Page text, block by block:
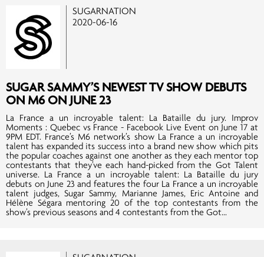
SUGARNATION
2020-06-16
SUGAR SAMMY’S NEWEST TV SHOW DEBUTS
ON M6 ON JUNE 23
La France a un incroyable talent: La Bataille du jury. Improv
Moments : Quebec vs France - Facebook Live Event on June 17 at
9PM EDT. France’s M6 network’s show La France a un incroyable
talent has expanded its success into a brand new show which pits
the popular coaches against one another as they each mentor top
contestants that they’ve each hand-picked from the Got Talent
universe. La France a un incroyable talent: La Bataille du jury
debuts on June 23 and features the four La France a un incroyable
talent judges, Sugar Sammy, Marianne James, Eric Antoine and
Hélène Ségara mentoring 20 of the top contestants from the
show’s previous seasons and 4 contestants from the Got...